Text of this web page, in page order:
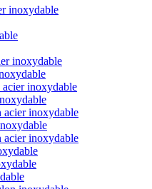
inoxydable
inoxydable
inoxydable
acier inoxydable
acier inoxydable